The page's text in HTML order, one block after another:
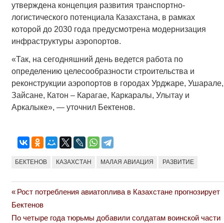
утверждена концепция развития транспортно-
логистического потенциала Казахстана, в рамках
которой до 2030 года предусмотрена модернизация
инфраструктуры аэропортов.
«Так, на сегодняшний день ведется работа по
определению целесообразности строительства и
реконструкции аэропортов в городах Урджаре, Ушарале,
Зайсане, Катон – Карагае, Каркаралы, Улытау и
Аркалыке», — уточнил Бектенов.
БЕКТЕНОВ КАЗАХСТАН МАЛАЯ АВИАЦИЯ РАЗВИТИЕ
Навигация
по
Previous
Post:
Рост потребления авиатоплива в Казахстане прогнозирует
Бектенов
Next
По четыре года тюрьмы добавили солдатам воинской части